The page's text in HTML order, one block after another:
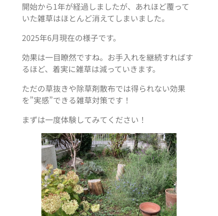
開始から1年が経過しましたが、あれほど覆って
いた雑草はほとんど消えてしまいました。
2025年6月現在の様子です。
効果は一目瞭然ですね。お手入れを継続すればす
るほど、着実に雑草は減っていきます。
ただの草抜きや除草剤散布では得られない効果
を”実感”できる雑草対策です！
まずは一度体験してみてください！